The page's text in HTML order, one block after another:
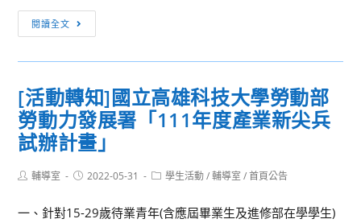
品
很
簡
單！」
影
片
生
項
閱讀全文
政
宣
年
度
端
午
節
政
[活動轉知]國立高雄科技大學勞動部
勞動力發展署「111年度產業新尖兵
試辦計畫」
Post輔導室
Post2022-05-31
Post學生活動 / 輔導室 / 首頁公告
一、針對15-29歲待業青年(含應屆畢業生及進修部在學學生)